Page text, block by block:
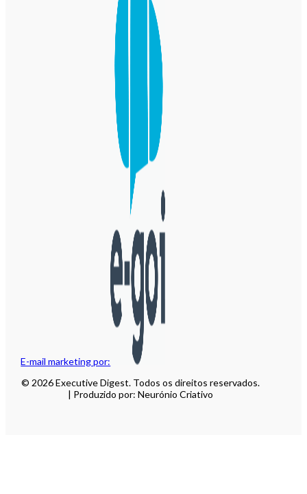
E-mail marketing por:
© 2026 Executive Digest. Todos os direitos reservados.
| Produzido por: Neurónio Criativo